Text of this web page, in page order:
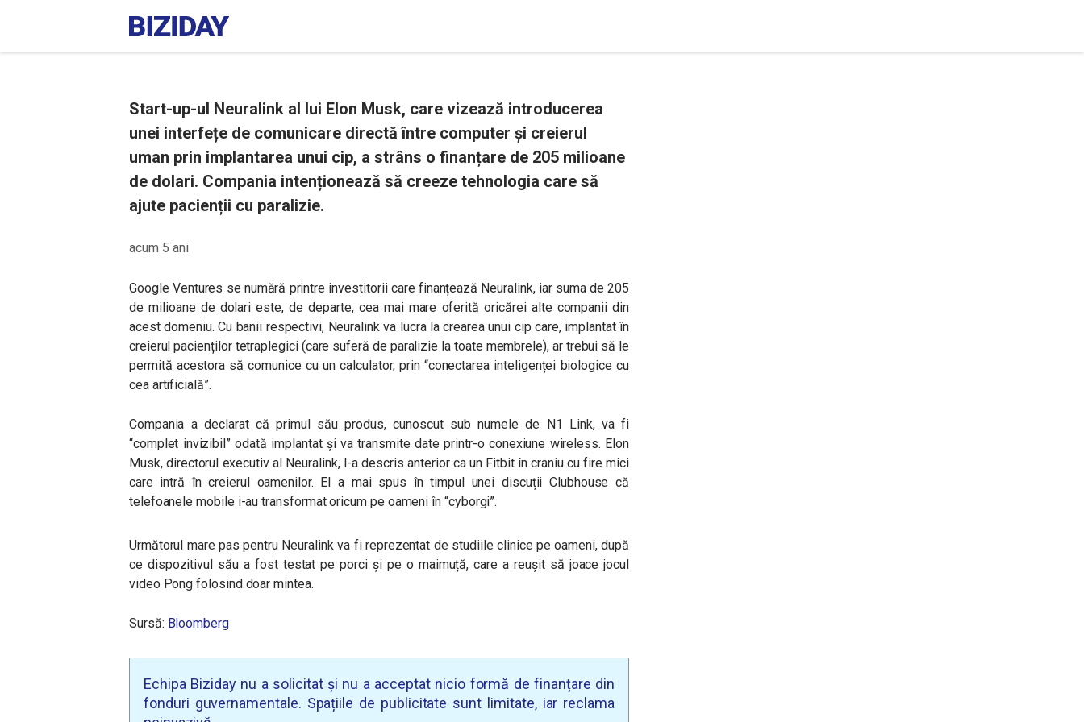
Start-up-ul Neuralink al lui Elon Musk, care vizează introducerea
unei interfețe de comunicare directă între computer și creierul
uman prin implantarea unui cip, a strâns o finanțare de 205 milioane
de dolari. Compania intenționează să creeze tehnologia care să
ajute pacienții cu paralizie.
acum 5 ani
Google Ventures se numără printre investitorii care finanțează Neuralink, iar suma de 205
de milioane de dolari este, de departe, cea mai mare oferită oricărei alte companii din
acest domeniu. Cu banii respectivi, Neuralink va lucra la crearea unui cip care, implantat în
creierul pacienților tetraplegici (care suferă de paralizie la toate membrele), ar trebui să le
permită acestora să comunice cu un calculator, prin “conectarea inteligenței biologice cu
cea artificială”.
Compania a declarat că primul său produs, cunoscut sub numele de N1 Link, va fi
“complet invizibil” odată implantat și va transmite date printr-o conexiune wireless. Elon
Musk, directorul executiv al Neuralink, l-a descris anterior ca un Fitbit în craniu cu fire mici
care intră în creierul oamenilor. El a mai spus în timpul unei discuții Clubhouse că
telefoanele mobile i-au transformat oricum pe oameni în “cyborgi”.
Următorul mare pas pentru Neuralink va fi reprezentat de studiile clinice pe oameni, după
ce dispozitivul său a fost testat pe porci și pe o maimuță, care a reușit să joace jocul
video Pong folosind doar mintea.
Sursă: Bloomberg
Echipa Biziday nu a solicitat și nu a acceptat nicio formă de finanțare din
fonduri guvernamentale. Spațiile de publicitate sunt limitate, iar reclama